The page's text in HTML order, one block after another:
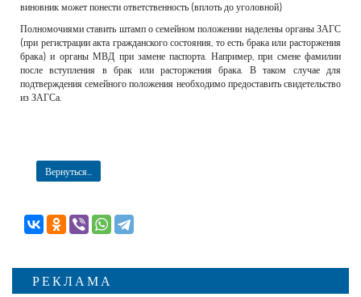
виновник может понести ответственность (вплоть до уголовной)
Полномочиями ставить штамп о семейном положении наделены органы ЗАГС
(при регистрации акта гражданского состояния, то есть брака или расторжения
брака) и органы МВД при замене паспорта. Например, при смене фамилии
после вступления в брак или расторжения брака. В таком случае для
подтверждения семейного положения необходимо предоставить свидетельство
из ЗАГСа.
Вернуться...
РЕКЛАМА